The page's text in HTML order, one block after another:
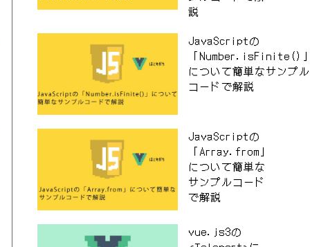
説
JavaScriptの
「Number.isFinite()
について簡単なサンプル
コードで解説
JavaScriptの
「Array.from」
について簡単な
サンプルコード
で解説
vue.js3の